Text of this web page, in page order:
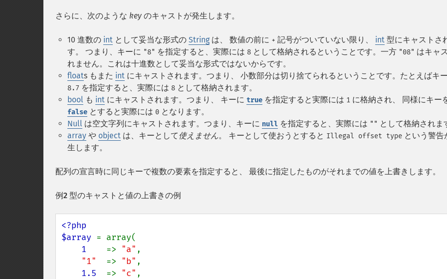
さらに、次のような key のキャストが発生します。
10 進数の int として妥当な形式の String は、 数値の前に + 記号がついていない限り、 int 型にキャストさ
す。 つまり、キーに "8" を指定すると、実際には 8 として格納されるということです。一方 "08" はキャ
れません。これは十進数として妥当な形式ではないからです。
floats もまた int にキャストされます。つまり、 小数部分は切り捨てられるということです。たとえばキ
8.7 を指定すると、実際には 8 として格納されます。
bool も int にキャストされます。つまり、 キーに true を指定すると実際には 1 に格納され、 同様にキー
false とすると実際には 0 となります。
Null は空文字列にキャストされます。つまり、キーに null を指定すると、実際には "" として格納されま
array や object は、キーとして使えません。 キーとして使おうとすると Illegal offset type という警告
生します。
配列の宣言時に同じキーで複数の要素を指定すると、 最後に指定したものがそれまでの値を上書きします。
例2 型のキャストと値の上書きの例
<?php
$array = array(
1 => "a" ,
"1" => "b" ,
1.5 => "c" ,